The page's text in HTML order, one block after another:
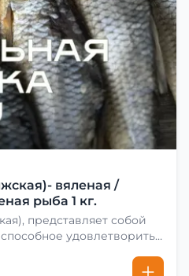
вяленая /
рыба 1 кг.
представляет собой
удовлетворить
сначала хорошо солят.